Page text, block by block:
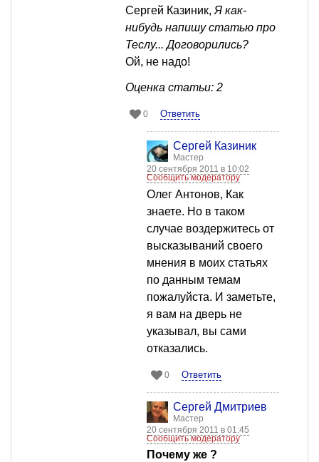
Сергей Казиник, Я как-
нибудь напишу статью про
Теслу... Договорились?
Ой, не надо!
Оценка статьи: 2
0 Ответить
Сергей Казиник
Мастер
20 сентября 2011 в 10:02
Сообщить модератору
Олег Антонов, Как
знаете. Но в таком
случае воздержитесь от
высказываний своего
мнения в моих статьях
по данным темам
пожалуйста. И заметьте,
я вам на дверь не
указывал, вы сами
отказались.
0 Ответить
Сергей Дмитриев
Мастер
20 сентября 2011 в 01:45
Сообщить модератору
Почему же ?